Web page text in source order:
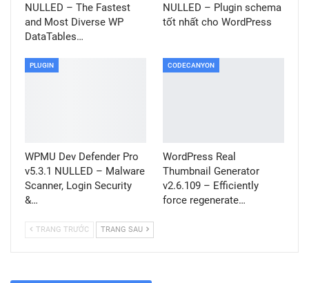
NULLED – The Fastest
and Most Diverse WP
DataTables…
NULLED – Plugin schema
tốt nhất cho WordPress
PLUGIN
WPMU Dev Defender Pro
v5.3.1 NULLED – Malware
Scanner, Login Security
&…
CODECANYON
WordPress Real
Thumbnail Generator
v2.6.109 – Efficiently
force regenerate…
TRANG TRƯỚC TRANG SAU